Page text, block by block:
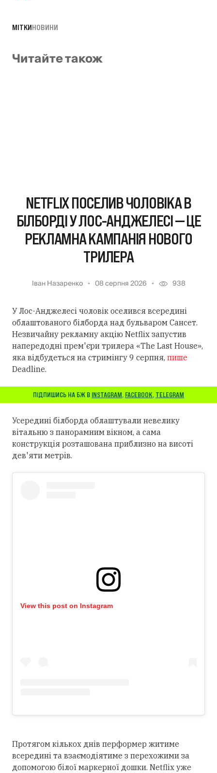
МІТКИНОВИНИ
Читайте також
NETFLIX ПОСЕЛИВ ЧОЛОВІКА В
БІЛБОРДІ У ЛОС-АНДЖЕЛЕСІ — ЦЕ
РЕКЛАМНА КАМПАНІЯ НОВОГО
ТРИЛЕРА
Іван Назаренко 08 серпня 2026 938
У Лос-Анджелесі чоловік оселився всередині
облаштованого білборда над бульваром Сансет.
Незвичайну рекламну акцію Netflix запустив
напередодні прем'єри трилера «The Last House»,
яка відбудеться на стримінгу 9 серпня, пише
Deadline.
ПІДПИШИСЬ НА БЖ В INSTAGRAM, FACEBOOK, TELEGRAM
Усередині білборда облаштували невелику
вітальню з панорамним вікном, а сама
конструкція розташована приблизно на висоті
дев'яти метрів.
View this post on Instagram
Протягом кількох днів перформер житиме
всередині та взаємодіятиме з перехожими за
допомогою білої маркерної дошки. Netflix уже